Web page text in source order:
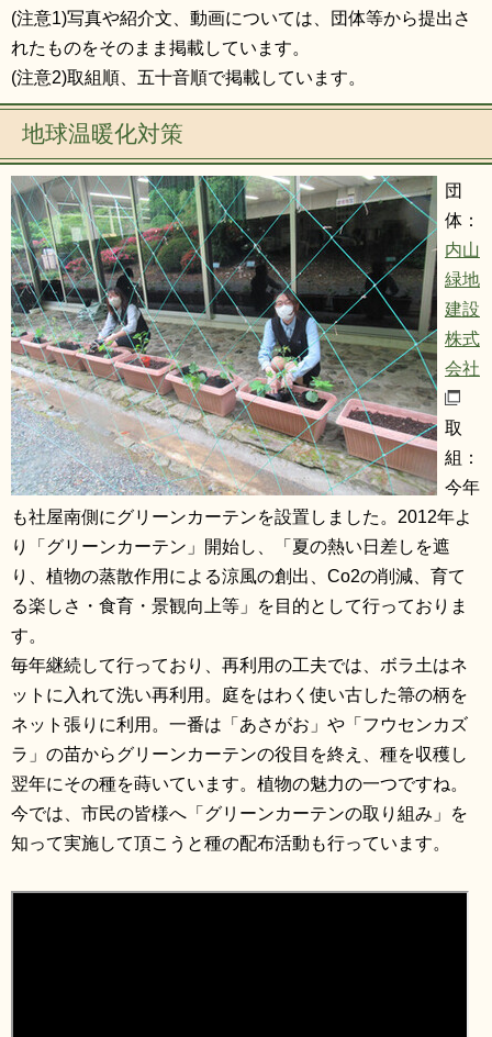
閉じる
(注意1)写真や紹介文、動画については、団体等から提出さ
れたものをそのまま掲載しています。
(注意2)取組順、五十音順で掲載しています。
地球温暖化対策
団
体：
内山
緑地
建設
株式
会社
取
組：
今年
も社屋南側にグリーンカーテンを設置しました。2012年よ
り「グリーンカーテン」開始し、「夏の熱い日差しを遮
り、植物の蒸散作用による涼風の創出、Co2の削減、育て
る楽しさ・食育・景観向上等」を目的として行っておりま
す。
毎年継続して行っており、再利用の工夫では、ボラ土はネ
ットに入れて洗い再利用。庭をはわく使い古した箒の柄を
ネット張りに利用。一番は「あさがお」や「フウセンカズ
ラ」の苗からグリーンカーテンの役目を終え、種を収穫し
翌年にその種を蒔いています。植物の魅力の一つですね。
今では、市民の皆様へ「グリーンカーテンの取り組み」を
知って実施して頂こうと種の配布活動も行っています。